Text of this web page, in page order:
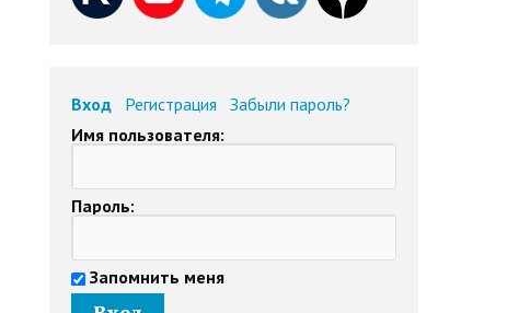
Вход Регистрация
Забыли пароль?
Имя пользователя:
Пароль:
Запомнить меня